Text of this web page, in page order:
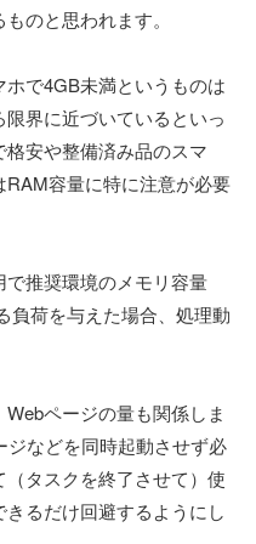
のと思われます。
で4GB未満というものは
界に近づいているといっ
安や整備済み品のスマ
容量に特に注意が必要
推奨環境のメモリ容量
負荷を与えた場合、処理動
ページの量も関係しま
などを同時起動させず必
タスクを終了させて）使
るだけ回避するようにし